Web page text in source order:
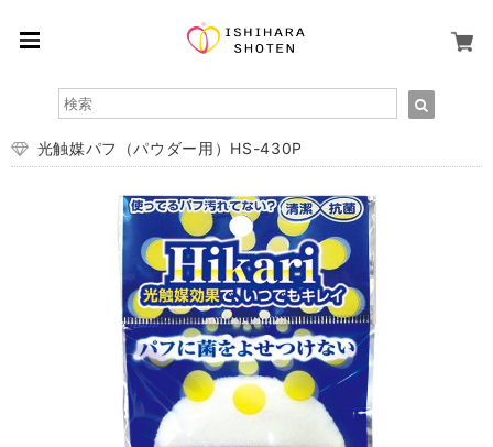
光触媒パフ（パウダー用）HS-430P